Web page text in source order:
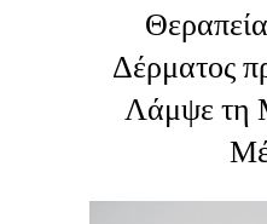
Δέρματος
Λάμψε τη